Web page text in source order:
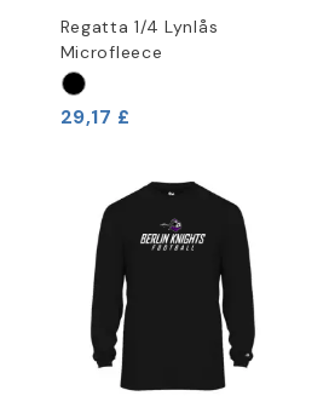
Regatta 1/4 Lynlås
Microfleece
29,17 £